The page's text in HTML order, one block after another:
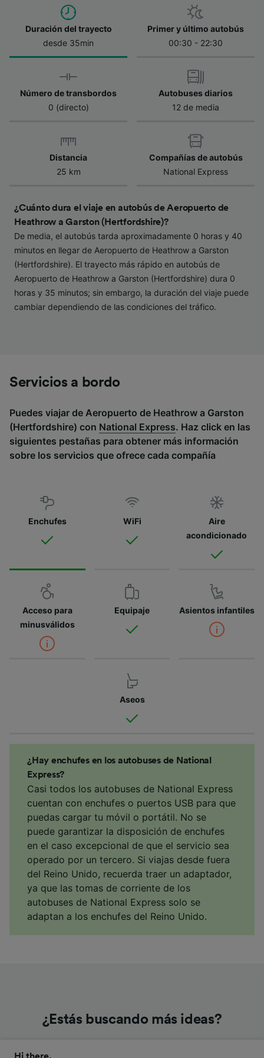
Duración del trayecto
desde 35min
Primer y último autobús
00:30 - 22:30
Número de transbordos
0 (directo)
Autobuses diarios
12 de media
Distancia
25 km
Compañías de autobús
National Express
¿Cuánto dura el viaje en autobús de Aeropuerto de
Heathrow a Garston (Hertfordshire)?
De media, el autobús tarda aproximadamente 0 horas y 40
minutos en llegar de Aeropuerto de Heathrow a Garston
(Hertfordshire). El trayecto más rápido en autobús de
Aeropuerto de Heathrow a Garston (Hertfordshire) dura 0
horas y 35 minutos; sin embargo, la duración del viaje puede
cambiar dependiendo de las condiciones del tráfico.
Servicios a bordo
Puedes viajar de Aeropuerto de Heathrow a Garston
(Hertfordshire) con National Express. Haz click en las
siguientes pestañas para obtener más información
sobre los servicios que ofrece cada compañía
Enchufes WiFi
Aire
acondicionado
Acceso para
minusválidos
Equipaje Asientos infantiles
Aseos
¿Hay enchufes en los autobuses de National
Express?
Casi todos los autobuses de National Express
cuentan con enchufes o puertos USB para que
puedas cargar tu móvil o portátil. No se
puede garantizar la disposición de enchufes
en el caso excepcional de que el servicio sea
operado por un tercero. Si viajas desde fuera
del Reino Unido, recuerda traer un adaptador,
ya que las tomas de corriente de los
autobuses de National Express solo se
adaptan a los enchufes del Reino Unido.
¿Estás buscando más ideas?
tratamos los datos para proporcionar:
Utilizar datos de localización geográfica
precisa. Analizar activamente las
características del dispositivo para su
identificación. Almacenar la información en un
dispositivo y/o acceder a ella. Publicidad y
contenido personalizados, medición de
publicidad y contenido, investigación de
audiencia y desarrollo de servicios.